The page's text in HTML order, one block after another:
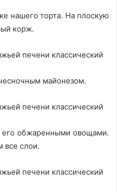
нашего торта. На плоскую
корж.
майонезом.
обжаренными овощами.
все слои.